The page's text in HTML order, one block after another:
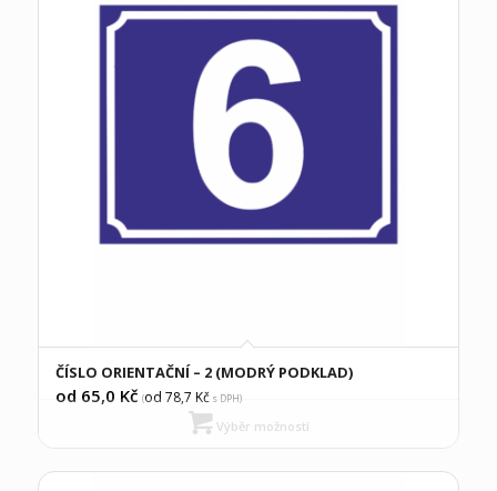
ČÍSLO ORIENTAČNÍ – 2 (MODRÝ PODKLAD)
od 65,0 Kč (od 78,7 Kčs DPH)
Výběr možností